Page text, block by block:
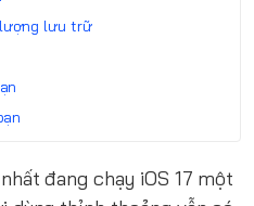
lưu trữ
đang chạy iOS 17 một